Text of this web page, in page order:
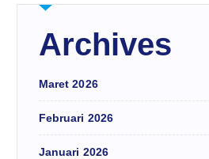
Archives
Maret 2026
Februari 2026
Januari 2026